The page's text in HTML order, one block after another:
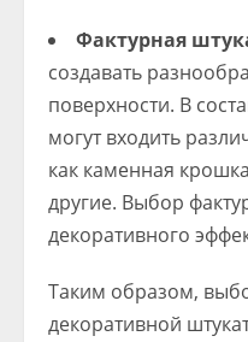
Фактурная
создавать
поверхности. В
могут входить
как каменная
другие. Выбор
декоративного
Таким образом,
декоративной